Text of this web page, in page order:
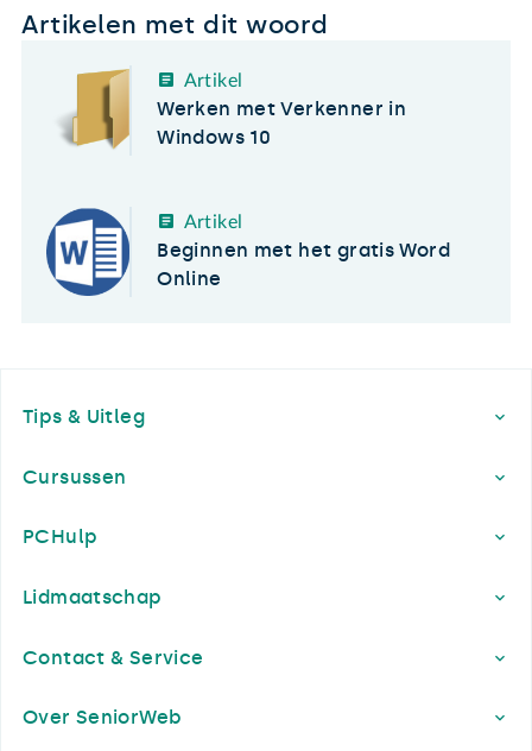
Artikelen met dit woord
Artikel
Werken met Verkenner in
Windows 10
Artikel
Beginnen met het gratis Word
Online
Tips & Uitleg
Cursussen
PCHulp
Lidmaatschap
Contact & Service
Over SeniorWeb